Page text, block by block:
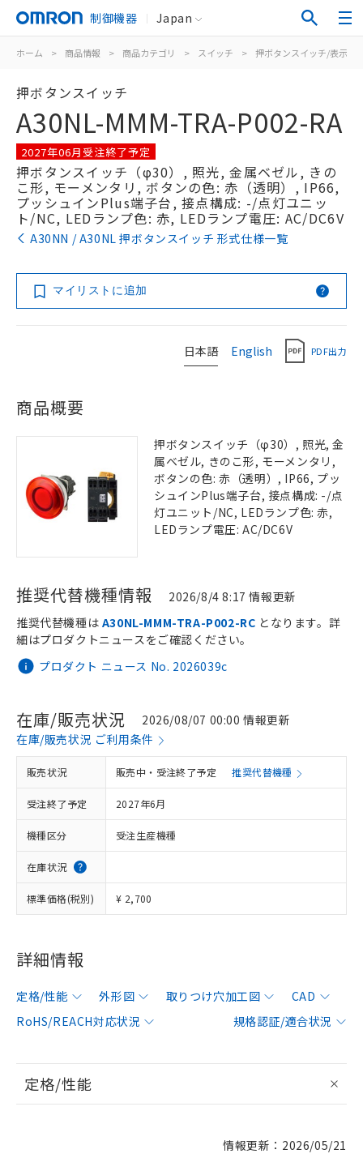
制御機器 Japan
ホーム > 商品情報 > 商品カテゴリ > スイッチ > 押ボタンスイッチ/表示灯
押ボタンスイッチ
A30NL-MMM-TRA-P002-RA
2027年06月受注終了予定
押ボタンスイッチ（φ30）, 照光, 金属ベゼル, きの
こ形, モーメンタリ, ボタンの色: 赤（透明）, IP66,
プッシュインPlus端子台, 接点構成: -/点灯ユニッ
ト/NC, LEDランプ色: 赤, LEDランプ電圧: AC/DC6V
A30NN / A30NL 押ボタンスイッチ 形式仕様一覧
マイリストに追加
日本語 English PDF出力
商品概要
押ボタンスイッチ（φ30）, 照光, 金
属ベゼル, きのこ形, モーメンタリ,
ボタンの色: 赤（透明）, IP66, プッ
シュインPlus端子台, 接点構成: -/点
灯ユニット/NC, LEDランプ色: 赤,
LEDランプ電圧: AC/DC6V
推奨代替機種情報 2026/8/4 8:17 情報更新
プロダクト ニュース No. 2026039c
推奨代替機種は A30NL-MMM-TRA-P002-RC となります。詳
細はプロダクトニュースをご確認ください。
在庫/販売状況
2026/08/07 00:00 情報更新
在庫/販売状況 ご利用条件
販売状況 販売中・受注終了予定 推奨代替機種
受注終了予定 2027年6月
機種区分 受注生産機種
在庫状況
標準価格(税別) ¥ 2,700
詳細情報
定格/性能 外形図 取りつけ穴加工図
CAD
RoHS/REACH対応状況
規格認証/適合状況
定格/性能
情報更新：2026/05/21